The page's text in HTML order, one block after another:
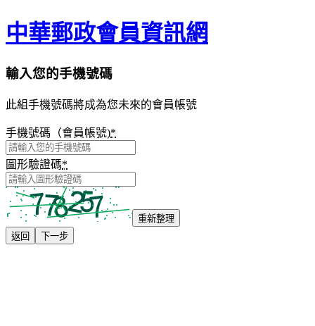
中華郵政會員資訊網
輸入您的手機號碼
此組手機號碼將成為您未來的會員帳號
手機號碼（會員帳號)*
圖形驗證碼*
重新整理
返回
下一步